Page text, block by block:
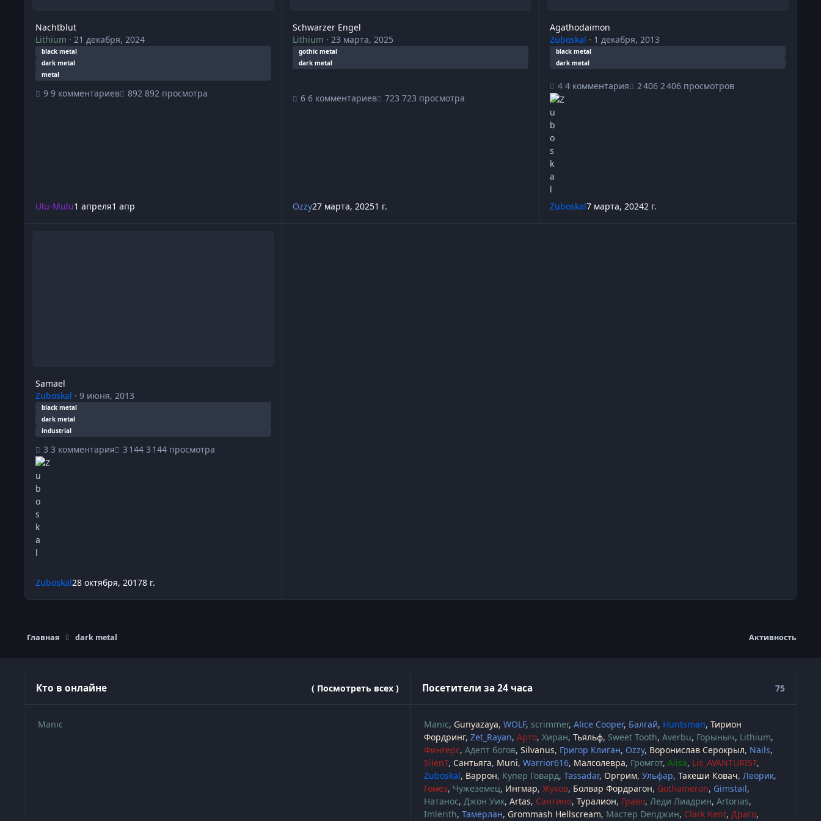
Nachtblut
Lithium · 21 декабря, 2024
black metal
dark metal
metal
9 комментариев 892 просмотра
Ulu-Mulu1 апреля1 апр
Schwarzer Engel
Lithium · 23 марта, 2025
gothic metal
dark metal
6 комментариев 723 просмотра
Ozzy27 марта, 20251 г.
Agathodaimon
Zuboskal · 1 декабря, 2013
black metal
dark metal
4 комментария 2 406 просмотров
Zuboskal7 марта, 20242 г.
Samael
Zuboskal · 9 июня, 2013
black metal
dark metal
industrial
3 комментария 3 144 просмотра
Zuboskal28 октября, 20178 г.
Главная dark metal Активность
Кто в онлайне ( Посмотреть всех )
Manic
Посетители за 24 часа 75
Manic Gunyazaya WOLF scrimmer Alice Cooper Балгай Huntsman Тирион
Фордринг Zet_Rayan Арто Хиран Тьяльф Sweet Tooth Averbu Горыныч Lithium
Фингерс Адепт богов Silvanus Григор Клиган Ozzy Воронислав Серокрыл Nails
SilenT Сантьяга Muni Warrior616 Малсолевра Громгот Alisa Lis_AVANTURIST
Zuboskal Варрон Купер Говард Tassadar Оргрим Ульфар Такеши Ковач Леорик
Гомез Чужеземец Ингмар Жуков Болвар Фордрагон Gothameron Gimstail
Натанос Джон Уик Artas Сантино Туралион Граво Леди Лиадрин Artorias
Imlerith Тамерлан Grommash Hellscream Мастер Denджин Clark Kent Драго